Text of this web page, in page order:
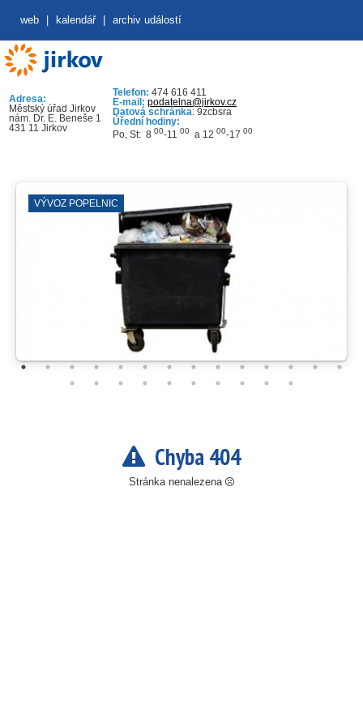
web kalendář archiv událostí
Adresa:
Městský úřad Jirkov
nám. Dr. E. Beneše 1
431 11 Jirkov
Telefon: 474 616 411
E-mail: podatelna@jirkov.cz
Datová schránka: 9zcbsra
Úřední hodiny:
Po, St: 8 00-11 00 a 12 00-17 00
VÝVOZ POPELNIC
Chyba 404
Stránka nenalezena